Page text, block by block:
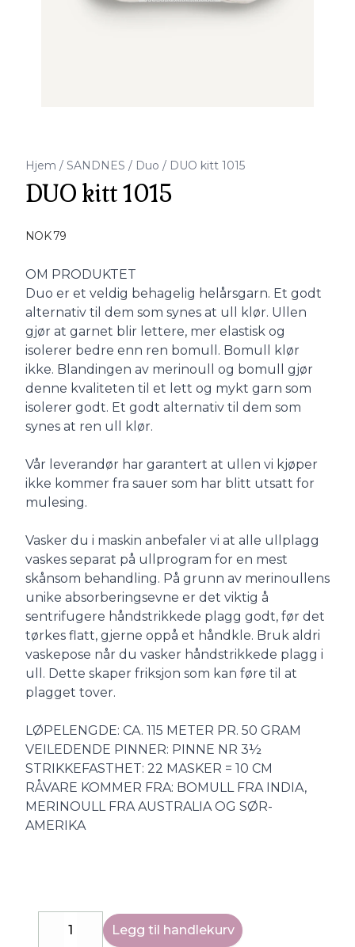
Hjem / SANDNES / Duo / DUO kitt 1015
DUO kitt 1015
NOK 79
Description
OM PRODUKTET
Duo er et veldig behagelig helårsgarn. Et godt
alternativ til dem som synes at ull klør. Ullen
gjør at garnet blir lettere, mer elastisk og
isolerer bedre enn ren bomull. Bomull klør
ikke. Blandingen av merinoull og bomull gjør
denne kvaliteten til et lett og mykt garn som
isolerer godt. Et godt alternativ til dem som
synes at ren ull klør.
Vår leverandør har garantert at ullen vi kjøper
ikke kommer fra sauer som har blitt utsatt for
mulesing.
Vasker du i maskin anbefaler vi at alle ullplagg
vaskes separat på ullprogram for en mest
skånsom behandling. På grunn av merinoullens
unike absorberingsevne er det viktig å
sentrifugere håndstrikkede plagg godt, før det
tørkes flatt, gjerne oppå et håndkle. Bruk aldri
vaskepose når du vasker håndstrikkede plagg i
ull. Dette skaper friksjon som kan føre til at
plagget tover.
LØPELENGDE: CA. 115 METER PR. 50 GRAM
VEILEDENDE PINNER: PINNE NR 3½
STRIKKEFASTHET: 22 MASKER = 10 CM
RÅVARE KOMMER FRA: BOMULL FRA INDIA,
MERINOULL FRA AUSTRALIA OG SØR-
AMERIKA
DecreaseIncrease
Legg til handlekurv